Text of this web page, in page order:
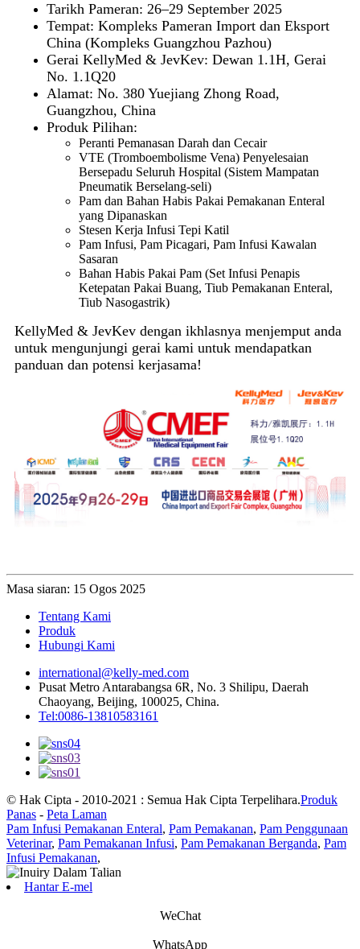
Tarikh Pameran: 26–29 September 2025
Tempat: Kompleks Pameran Import dan Eksport
China (Kompleks Guangzhou Pazhou)
Gerai KellyMed & JevKev: Dewan 1.1H, Gerai
No. 1.1Q20
Alamat: No. 380 Yuejiang Zhong Road,
Guangzhou, China
Produk Pilihan:
Peranti Pemanasan Darah dan Cecair
VTE (Tromboembolisme Vena) Penyelesaian
Bersepadu Seluruh Hospital (Sistem Mampatan
Pneumatik Berselang-seli)
Pam dan Bahan Habis Pakai Pemakanan Enteral
yang Dipanaskan
Stesen Kerja Infusi Tepi Katil
Pam Infusi, Pam Picagari, Pam Infusi Kawalan
Sasaran
Bahan Habis Pakai Pam (Set Infusi Penapis
Ketepatan Pakai Buang, Tiub Pemakanan Enteral,
Tiub Nasogastrik)
KellyMed & JevKev dengan ikhlasnya menjemput anda
untuk mengunjungi gerai kami untuk mendapatkan
panduan dan potensi kerjasama!
Masa siaran: 15 Ogos 2025
Tentang Kami
Produk
Hubungi Kami
international@kelly-med.com
Pusat Metro Antarabangsa 6R, No. 3 Shilipu, Daerah
Chaoyang, Beijing, 100025, China.
Tel:0086-13810583161
© Hak Cipta - 2010-2021 : Semua Hak Cipta Terpelihara.Produk
Panas - Peta Laman
Pam Infusi Pemakanan Enteral, Pam Pemakanan, Pam Penggunaan
Veterinar, Pam Pemakanan Infusi, Pam Pemakanan Berganda, Pam
Infusi Pemakanan,
Hantar E-mel
WeChat
WhatsApp